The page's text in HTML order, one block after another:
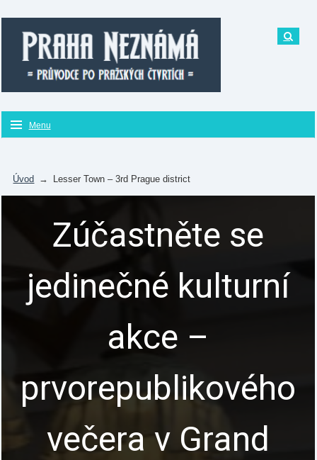
Menu
Úvod → Lesser Town – 3rd Prague district
Zúčastněte se
jedinečné kulturní
akce –
prvorepublikového
večera v Grand